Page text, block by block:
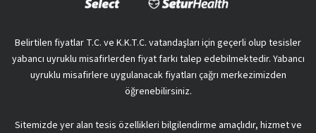
Belirtilen fiyatlar T.C. ve K.K.T.C. vatandaşları için geçerli olup tesisler
yabancı uyruklu misafirlerden fiyat farkı talep edebilmektedir. Yabancı
uyruklu misafirlere uygulanacak fiyatları çağrı merkezimizden
öğrenebilirsiniz.
Sitemizde yer alan tesis özellikleri bilgilendirme amaçlıdır, hizmet ve